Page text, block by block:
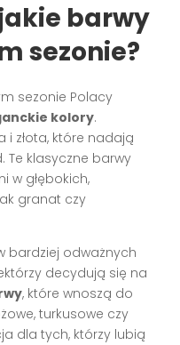
barwy
sezonie?
sezonie Polacy
kolory.
i złota, które nadają
Te klasyczne barwy
w głębokich,
granat czy
bardziej odważnych
decydują się na
, które wnoszą do
turkusowe czy
dla tych, którzy lubią